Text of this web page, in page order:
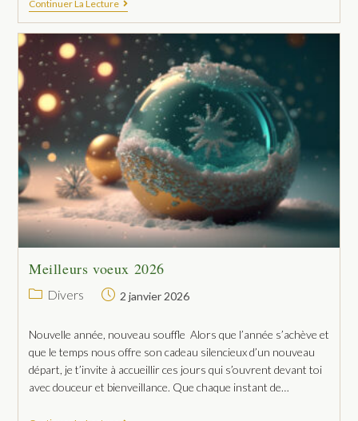
Continuer La Lecture
Meilleurs voeux 2026
Divers 2 janvier 2026
Nouvelle année, nouveau souffle Alors que l’année s’achève et
que le temps nous offre son cadeau silencieux d’un nouveau
départ, je t’invite à accueillir ces jours qui s’ouvrent devant toi
avec douceur et bienveillance. Que chaque instant de…